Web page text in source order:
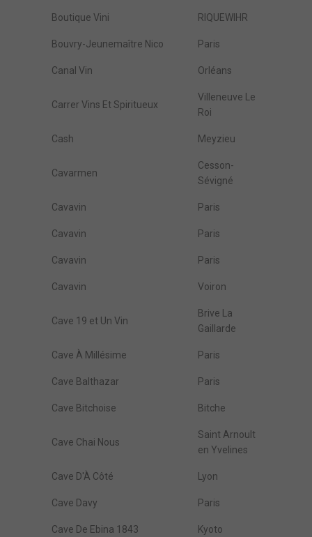
Boutique Vini RIQUEWIHR
Bouvry-Jeunemaître Nico Paris
Canal Vin Orléans
Carrer Vins Et Spiritueux
Villeneuve Le
Roi
Cash Meyzieu
Cavarmen
Cesson-
Sévigné
Cavavin Paris
Cavavin Paris
Cavavin Paris
Cavavin Voiron
Cave 19 et Un Vin
Brive La
Gaillarde
Cave À Millésime Paris
Cave Balthazar Paris
Cave Bitchoise Bitche
Cave Chai Nous
Saint Arnoult
en Yvelines
Cave D'À Côté Lyon
Cave Davy Paris
Cave De Ebina 1843 Kyoto